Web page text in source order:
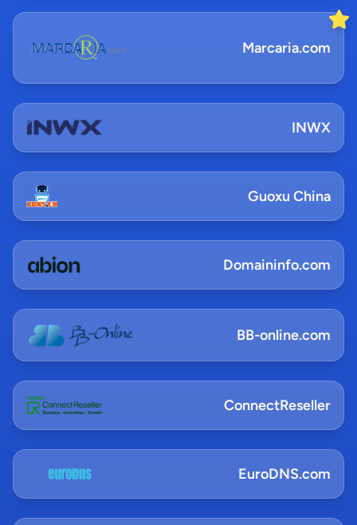
Marcaria.com
INWX
Guoxu China
Domaininfo.com
BB-online.com
ConnectReseller
EuroDNS.com